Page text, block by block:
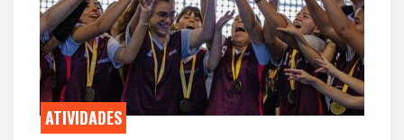
ATIVIDADES